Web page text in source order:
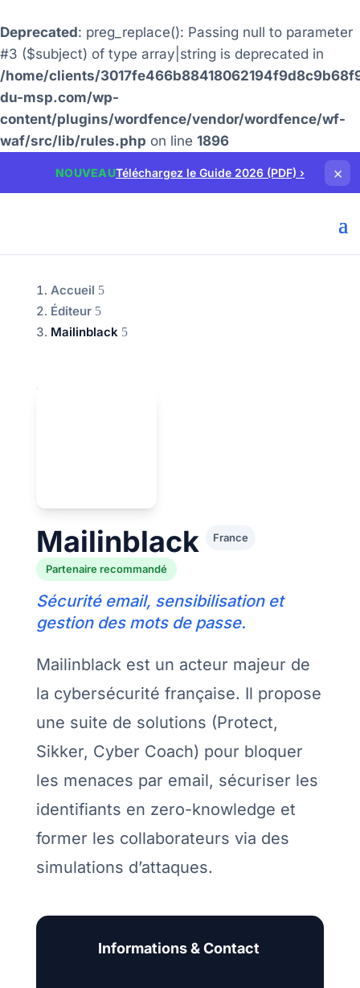
Deprecated: preg_replace(): Passing null to parameter
#3 ($subject) of type array|string is deprecated in
/home/clients/
du-msp.com/wp-
content/plugins/wordfence/vendor/wordfence/wf-
waf/src/lib/rules.php on line 1896
NOUVEAUTéléchargez le Guide 2026 (PDF)› ×
Accueil
Éditeur
Mailinblack
Mailinblack France
Partenaire recommandé
Sécurité email, sensibilisation et
gestion des mots de passe.
Mailinblack est un acteur majeur de
la cybersécurité française. Il propose
une suite de solutions (Protect,
Sikker, Cyber Coach) pour bloquer
les menaces par email, sécuriser les
identifiants en zero-knowledge et
former les collaborateurs via des
simulations d’attaques.
Informations & Contact